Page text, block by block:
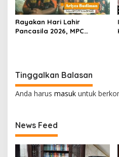
Rayakan Hari Lahir
Pancasila 2026, MPC
Tinggalkan Balasan
Anda harus masuk untuk
News Feed